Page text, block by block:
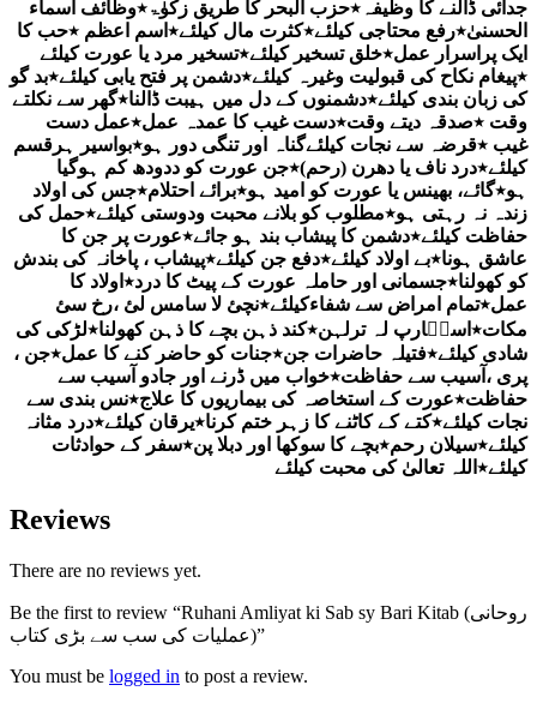
جدائی ڈالنے کا وظیفہ٭حزب البحر کا طریق زکوٰۃ٭وظائف اسماء
الحسنیٰ٭رفع محتاجی کیلئے٭کثرت مال کیلئے٭اسم اعظم ٭حب کا
ایک پراسرار عمل٭خلق تسخیر کیلئے٭تسخیر مرد یا عورت کیلئے
٭پیغام نکاح کی قبولیت وغیرہ کیلئے٭دشمن پر فتح یابی کیلئے٭بد گو
کی زبان بندی کیلئے٭دشمنوں کے دل میں ہیبت ڈالنا٭گھر سے نکلتے
وقت ٭صدقہ دیتے وقت٭دست غیب کا عمدہ عمل٭عمل دست
غیب ٭قرضہ سے نجات کیلئےگناہ اور تنگی دور ہو٭بواسیر ہرقسم
کیلئے٭درد ناف یا دھرن (رحم)٭جن عورت کو ددودھ کم ہوگیا
ہو٭گائے، بھینس یا عورت کو امید ہو٭برائے احتلام٭جس کی اولاد
زندہ نہ رہتی ہو٭مطلوب کو بلانے محبت ودوستی کیلئے٭حمل کی
حفاظت کیلئے٭دشمن کا پیشاب بند ہو جائے٭عورت پر جن کا
عاشق ہونا٭بے اولاد کیلئے٭دفع جن کیلئے٭پیشاب ، پاخانہ کی بندش
کو کھولنا٭جسمانی اور حاملہ عورت کے پیٹ کا درد٭اولاد کا
عمل٭تمام امراض سے شفاءکیلئے٭نچئ لا سامس لئ ،رخ سئ
مکات٭استؒارپ لہ ترلہن٭کند ذہن بچے کا ذہن کھولنا٭لڑکی کی
شادی کیلئے٭فتیلہ حاضرات جن٭جنات کو حاضر کنے کا عمل٭جن ،
پری ،آسیب سے حفاظت٭خواب میں ڈرنے اور جادو آسیب سے
حفاظت٭عورت کے استخاصہ کی بیماریوں کا علاج٭نس بندی سے
نجات کیلئے٭کتے کے کاٹنے کا زہر ختم کرنا٭یرقان کیلئے٭درد مثانہ
کیلئے٭سیلان رحم٭بچے کا سوکھا اور دبلا پن٭سفر کے حوادثات
کیلئے٭اللہ تعالیٰ کی محبت کیلئے
Reviews
There are no reviews yet.
Be the first to review “Ruhani Amliyat ki Sab sy Bari Kitab (روحانی
عملیات کی سب سے بڑی کتاب)”
You must be logged in to post a review.